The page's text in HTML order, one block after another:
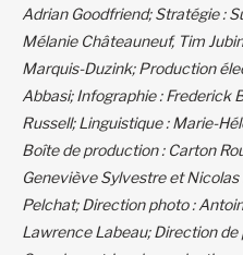
Adrian Goodfriend; Stratégie :
Mélanie Châteauneuf, Tim
Marquis-Duzink; Production
Abbasi; Infographie : Frederick
Russell; Linguistique : Marie-
Boîte de production : Carton
Geneviève Sylvestre et Nicolas
Pelchat; Direction photo :
Lawrence Labeau; Direction